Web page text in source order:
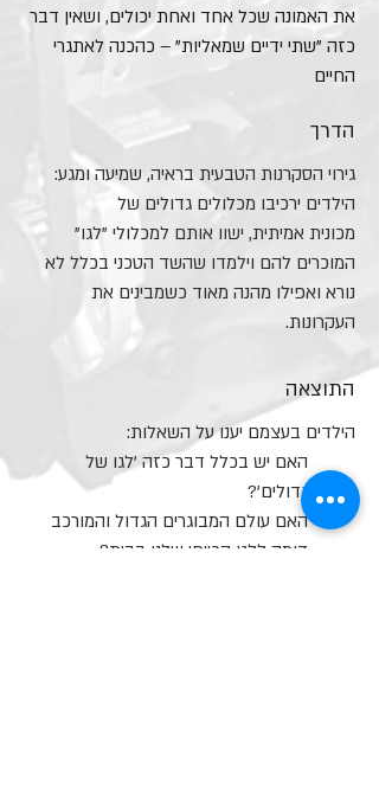
את האמונה שכל אחד ואחת יכולים, ושאין דבר
כזה "שתי ידיים שמאליות" – כהכנה לאתגרי
החיים
הדרך
גירוי הסקרנות הטבעית בראיה, שמיעה ומגע:​
הילדים ירכיבו מכלולים גדולים של
מכונית אמיתית, ​ישוו אותם למכלולי "לגו"
המוכרים להם וילמדו שהשד הטכני בכלל לא
נורא ואפילו מהנה מאוד כשמבינים את
העקרונות.
התוצאה
הילדים בעצמם יענו על השאלות: ​
האם יש בכלל דבר כזה 'לגו של
גדולים'?​
האם עולם המבוגרים הגדול והמורכב
דומה ללגו הכייפי שלנו בבית? ​